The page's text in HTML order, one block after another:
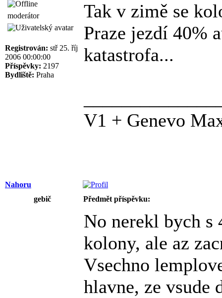
moderátor
Registrován: stř 25. říj
2006 00:00:00
Příspěvky: 2197
Bydliště: Praha
Tak v zimě se
Praze jezdí 40%
katastrofa...
V1 + Genevo
Nahoru
gebič
Předmět příspěvku:
No nerekl bych s
kolony, ale az
Vsechno
hlavne, ze